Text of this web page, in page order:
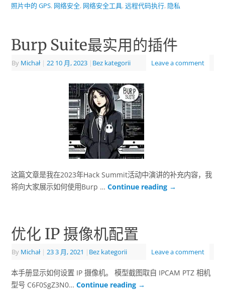
照片中的 GPS, 网络安全, 网络安全工具,远程代码执行, 隐私
Burp Suite最实用的插件
By Michał | 22 10 月, 2023 | Bez kategorii Leave a comment
这篇文章是我在2023年Hack Summit活动中演讲的补充内容，我
将向大家展示如何使用Burp … Continue reading →
优化 IP 摄像机配置
By Michał | 23 3 月, 2021 | Bez kategorii Leave a comment
本手册显示如何设置 IP 摄像机。 模型截图取自 IPCAM PTZ 相机
型号 C6F0SgZ3N0… Continue reading →